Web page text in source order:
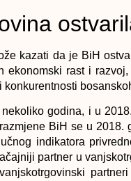
kazati da je BiH
ekonomski rast i
godina, i u
BiH se u
indikatora
partner u